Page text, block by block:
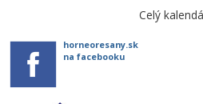
Celý
horneoresany.sk
na facebooku